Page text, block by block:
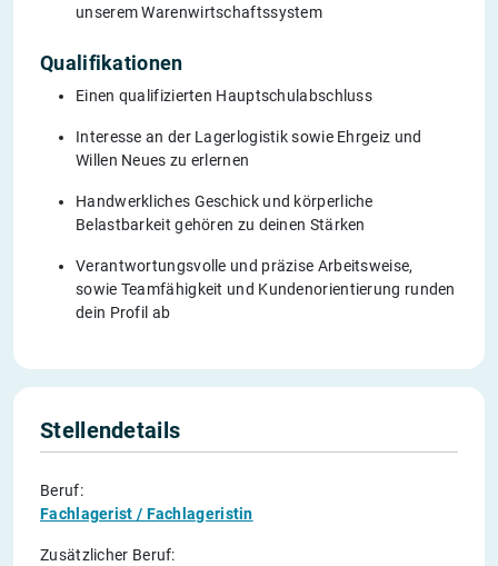
unserem Warenwirtschaftssystem
Qualifikationen
Einen qualifizierten Hauptschulabschluss
Interesse an der Lagerlogistik sowie Ehrgeiz und
Willen Neues zu erlernen
Handwerkliches Geschick und körperliche
Belastbarkeit gehören zu deinen Stärken
Verantwortungsvolle und präzise Arbeitsweise,
sowie Teamfähigkeit und Kundenorientierung runden
dein Profil ab
Stellendetails
Beruf:
Fachlagerist / Fachlageristin
Zusätzlicher Beruf: